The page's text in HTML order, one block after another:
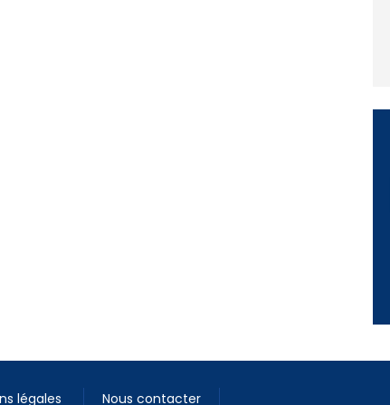
légales Nous contacter